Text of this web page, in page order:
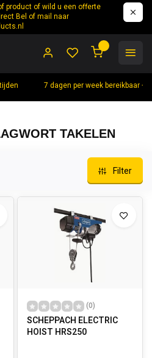
product of wild u een offerte
Bel of mail naar
7 dagen per week bereikbaar
TAKELEN
Filter
(0)
SCHEPPACH ELECTRIC
HOIST HRS250